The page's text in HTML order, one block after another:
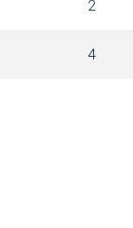
2
4